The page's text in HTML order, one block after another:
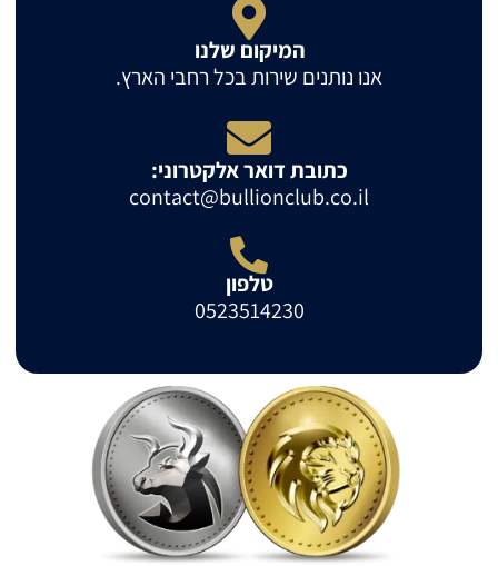
המיקום שלנו
אנו נותנים שירות בכל רחבי הארץ.
כתובת דואר אלקטרוני:
contact@bullionclub.co.il
טלפון
0523514230